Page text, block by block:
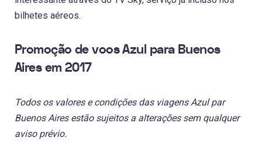
bilhetes aéreos.
Promoção de voos Azul para Buenos
Aires em 2017
Todos os valores e condições das viagens Azul par
Buenos Aires estão sujeitos a alterações sem qualquer
aviso prévio.